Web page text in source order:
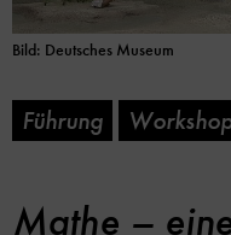
Bild: Deutsches Museum
Führung
Mathe –